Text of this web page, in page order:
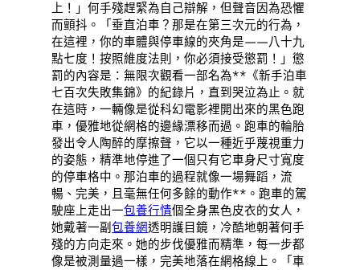
上！」何手殘趕緊為自己辯解，但聲音因為恐懼
而顫抖。「垂直泊車？那是在第三次元的行為，
在這裡，你的車體與停車線的夾角是——八十九
點七度！按照維度法則，你必須接受懲罰！」懲
罰的內容是：無限次觀看一部名為**《新手泊車
七百次失敗集錦》的紀錄片，直到哭泣為止。就
在這時，一輛像是從科幻電影裡開出來的黑色跑
車，優雅地從網格的邊緣漂移而過。跑車的輪胎
發出令人陶醉的摩擦聲，它以一種近乎蔑視重力
的姿態，精準地停進了一個只有它車身尺寸寬度
的停車格中。那泊車的過程就像一場舞蹈，流
暢、完美，且毫無任何多餘的動作**。跑車的駕
駛座上走出一包養行情個全身黑色皮衣的女人，
她戴著一副包養網透明護目鏡，冷酷地朝著何手
殘的方向走來。她的步伐優雅而精準，每一步都
像是被測量過一樣，完美地落在網格線上。「車